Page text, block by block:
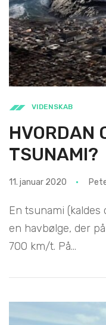
VIDENSKAB
HVORDAN
TSUNAMI?
11. januar 2020
En tsunami
en havbølge, der
700 km/t. På...